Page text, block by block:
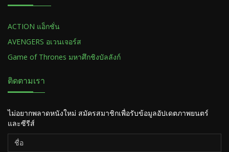
ACTION แอ็กชั่น
AVENGERS อเวนเจอร์ส
Game of Thrones มหาศึกชิงบัลลังก์
ติดตามเรา
ไม่อยากพลาดหนังใหม่ สมัครสมาชิกเพื่อรับข้อมูลอัปเดตภาพยนตร์
และซีรีส์